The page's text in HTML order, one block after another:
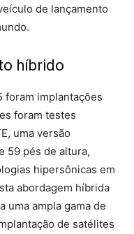
de lançamento
híbrido
foram implantações
foram testes
uma versão
59 pés de altura,
hipersônicas em
abordagem híbrida
uma ampla gama de
de satélites